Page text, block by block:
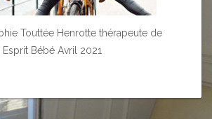
Touttée Henrotte thérapeute de
Bébé Avril 2021